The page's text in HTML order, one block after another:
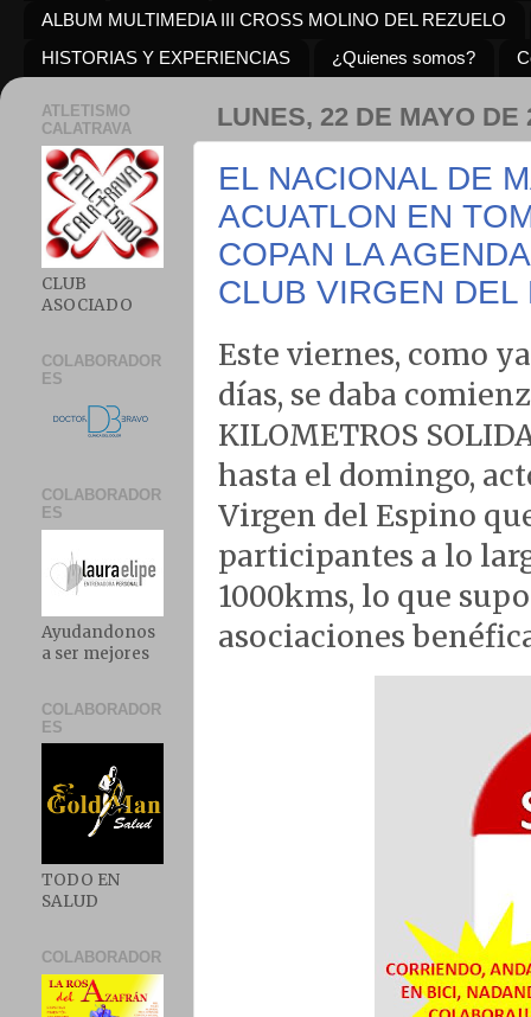
ALBUM MULTIMEDIA III CROSS MOLINO DEL REZUELO
HISTORIAS Y EXPERIENCIAS
¿Quienes somos?
LUNES, 22 DE MAYO DE
EL NACIONAL DE
ACUATLON EN
COPAN LA
CLUB VIRGEN DEL
Este viernes, como
días, se daba
KILOMETROS
hasta el domingo,
Virgen del Espino
participantes a lo
1000kms, lo que
asociaciones
ATLETISMO
CALATRAVA
CLUB
ASOCIADO
COLABORADOR
ES
COLABORADOR
ES
Ayudandonos
a ser mejores
COLABORADOR
ES
TODO EN
SALUD
COLABORADOR